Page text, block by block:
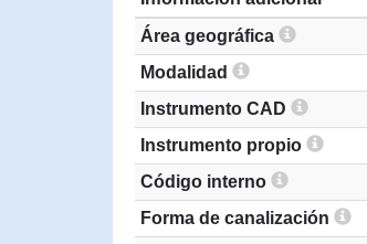
Área geográfica
Modalidad
Instrumento CAD
Instrumento propio
Código interno
Forma de canalización